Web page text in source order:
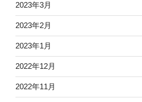
2023年3月
2023年2月
2023年1月
2022年12月
2022年11月